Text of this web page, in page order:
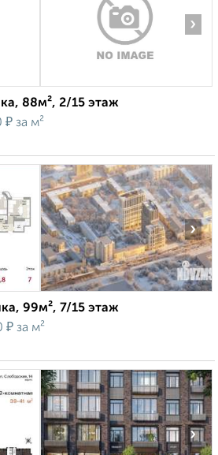
›
88м², 2/15 этаж
₽ за м²
›
99м², 7/15 этаж
₽ за м²
›